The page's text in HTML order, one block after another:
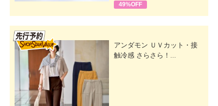
49%OFF
アンダモン ＵＶカット・接
触冷感 さらさら！...